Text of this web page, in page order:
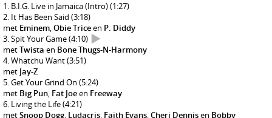
B.I.G. Live in Jamaica (Intro)(1:27)
It Has Been Said (3:18)
met Eminem,Obie Triceen P. Diddy
Spit Your Game(4:10)
metTwista en Bone Thugs-N-Harmony
Whatchu Want(3:51)
met Jay-Z
Get Your Grind On (5:24)
met Big Pun, Fat Joeen Freeway
Living the Life(4:21)
metSnoop Dogg, Ludacris, Faith Evans,Cheri Dennisen Bobby